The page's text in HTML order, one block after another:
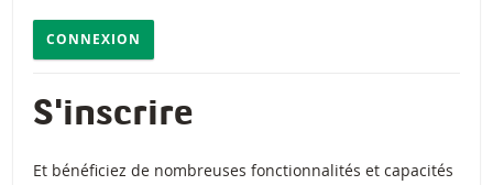
CONNEXION
S'inscrire
Et bénéficiez de nombreuses fonctionnalités et capacités